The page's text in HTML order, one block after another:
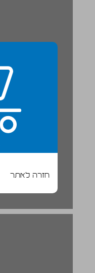
חזרה לאתר